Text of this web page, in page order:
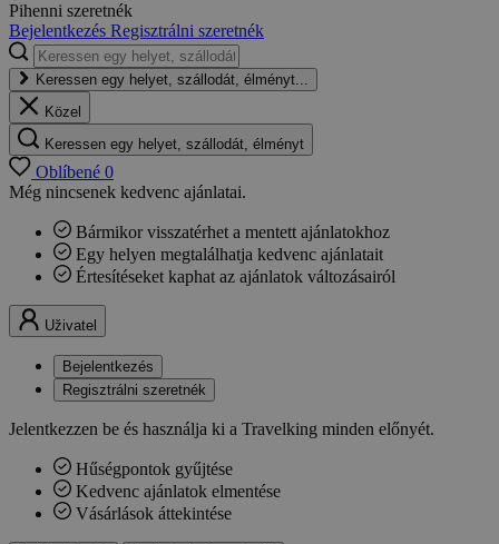
Pihenni szeretnék
Bejelentkezés Regisztrálni szeretnék
Keressen egy helyet, szállodát, élményt...
Közel
Keressen egy helyet, szállodát, élményt
Oblíbené 0
Még nincsenek kedvenc ajánlatai.
Bármikor visszatérhet a mentett ajánlatokhoz
Egy helyen megtalálhatja kedvenc ajánlatait
Értesítéseket kaphat az ajánlatok változásairól
Uživatel
Bejelentkezés
Regisztrálni szeretnék
Jelentkezzen be és használja ki a Travelking minden előnyét.
Hűségpontok gyűjtése
Kedvenc ajánlatok elmentése
Vásárlások áttekintése